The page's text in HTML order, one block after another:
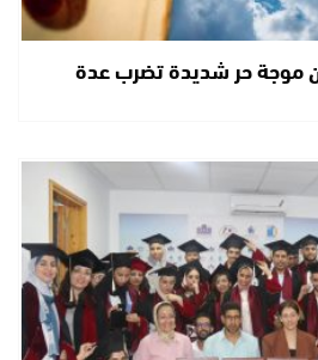
موجة حر شديدة تضرب عدة